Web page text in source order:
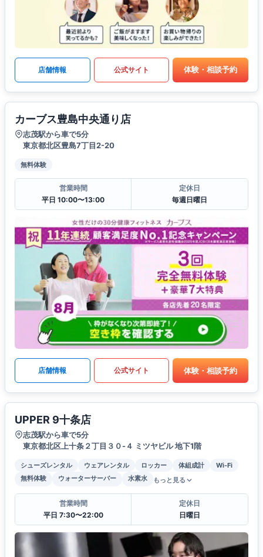
店舗情報 公式サイト 体験・相談予約
カーブス豊島中央通り店
志茂駅から車で5分
東京都北区豊島7丁目2-20
無料体験
営業時間
平日 10:00〜13:00
定休日
毎週日曜日
店舗情報 公式サイト 体験・相談予約
UPPER 9十条店
志茂駅から車で5分
東京都北区上十条２丁目３０-４ ミツヤビル 地下1階
シューズレンタル ウェアレンタル ロッカー 体組成計
Wi-Fi
無料体験
ウォーターサーバー 水素水 もっと見る
営業時間
平日 7:30〜22:00
定休日
日曜日